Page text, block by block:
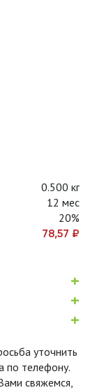
0.500 кг
12 мес
20%
78,57 ₽
+
+
+
уточнить
по телефону.
свяжемся,